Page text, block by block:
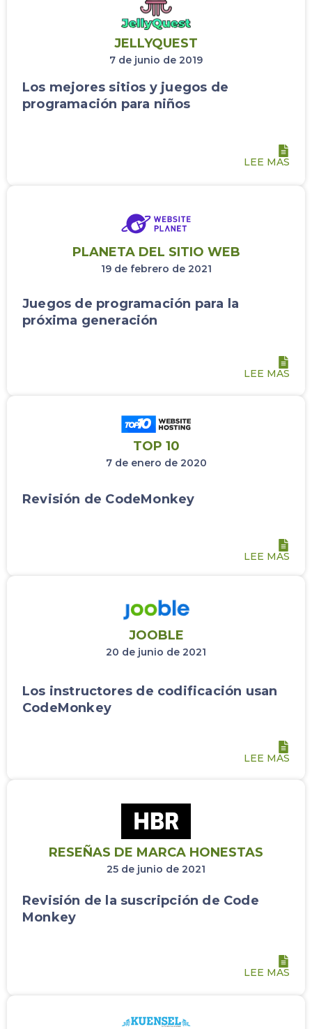
JELLYQUEST
7 de junio de 2019
Los mejores sitios y juegos de
programación para niños
LEE MAS
PLANETA DEL SITIO WEB
19 de febrero de 2021
Juegos de programación para la
próxima generación
LEE MAS
TOP 10
7 de enero de 2020
Revisión de CodeMonkey
LEE MAS
JOOBLE
20 de junio de 2021
Los instructores de codificación usan
CodeMonkey
LEE MAS
RESEÑAS DE MARCA HONESTAS
25 de junio de 2021
Revisión de la suscripción de Code
Monkey
LEE MAS